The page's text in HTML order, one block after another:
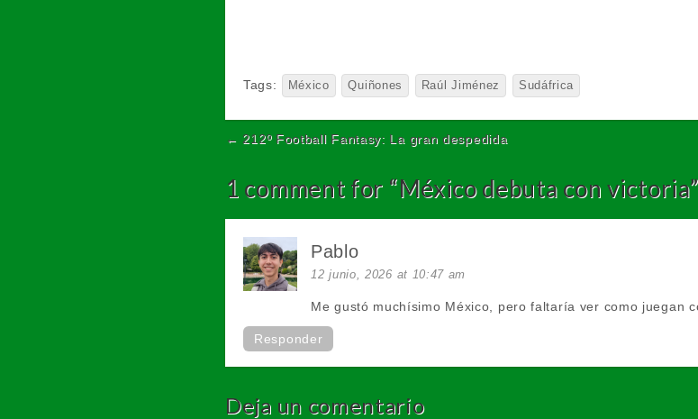
Tags: México Quiñones Raúl Jiménez Sudáfrica
← 212º Football Fantasy: La gran despedida
1 comment for “México debuta con victoria”
Pablo
12 junio, 2026 at 10:47 am
Me gustó muchísimo México, pero faltaría ver como juegan
Responder
Deja un comentario